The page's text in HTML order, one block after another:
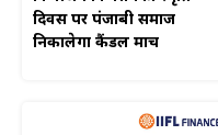
दिवस पर पंजाबी समाज
निकालेगा कैंडल मार्च